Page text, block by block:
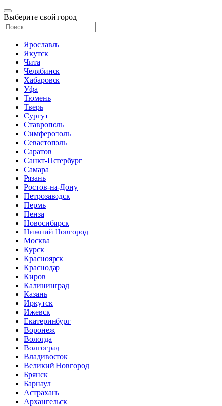
Выберите свой город
Ярославль
Якутск
Чита
Челябинск
Хабаровск
Уфа
Тюмень
Тверь
Сургут
Ставрополь
Симферополь
Севастополь
Саратов
Санкт-Петербург
Самара
Рязань
Ростов-на-Дону
Петрозаводск
Пермь
Пенза
Новосибирск
Нижний Новгород
Москва
Курск
Красноярск
Краснодар
Киров
Калининград
Казань
Иркутск
Ижевск
Екатеринбург
Воронеж
Вологда
Волгоград
Владивосток
Великий Новгород
Брянск
Барнаул
Астрахань
Архангельск